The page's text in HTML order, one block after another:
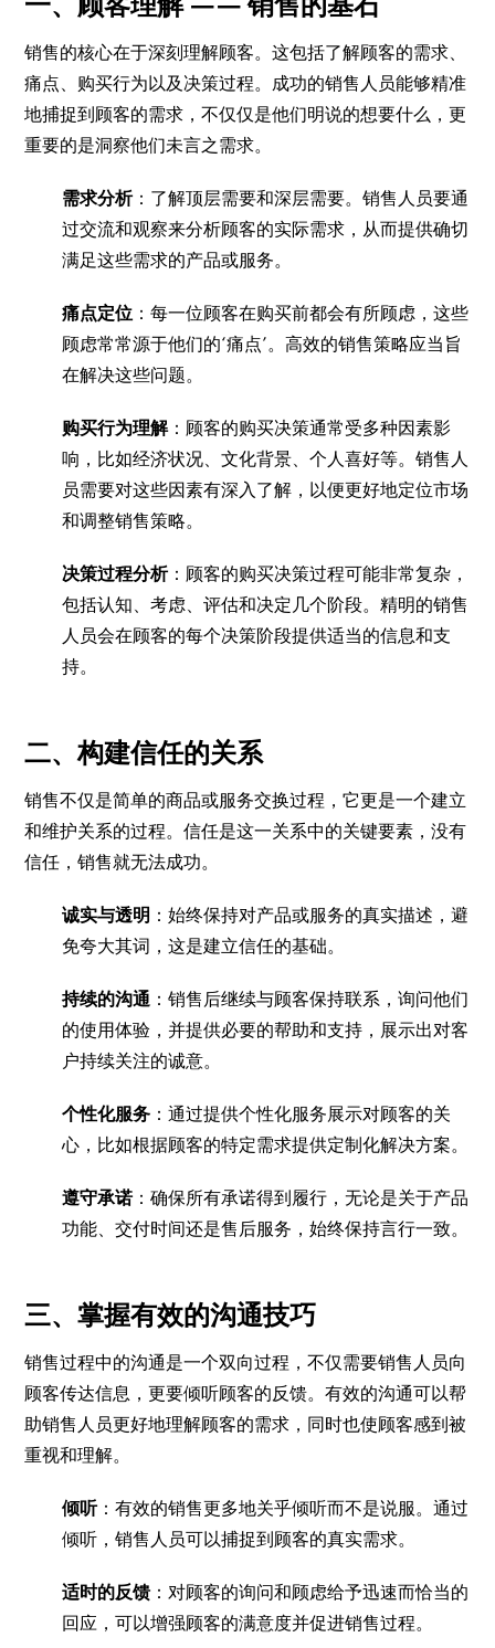
销售的核心在于深刻理解顾客。这包括了解顾客的需求、
痛点、购买行为以及决策过程。成功的销售人员能够精准
地捕捉到顾客的需求，不仅仅是他们明说的想要什么，更
重要的是洞察他们未言之需求。
需求分析：了解顶层需要和深层需要。销售人员要通
过交流和观察来分析顾客的实际需求，从而提供确切
满足这些需求的产品或服务。
痛点定位 ：每一位顾客在购买前都会有所顾虑，这些
顾虑常常源于他们的‘痛点’。高效的销售策略应当旨
在解决这些问题。
购买行为理解：顾客的购买决策通常受多种因素影
响，比如经济状况、文化背景、个人喜好等。销售人
员需要对这些因素有深入了解，以便更好地定位市场
和调整销售策略。
决策过程分析：顾客的购买决策过程可能非常复杂，
包括认知、考虑、评估和决定几个阶段。精明的销售
人员会在顾客的每个决策阶段提供适当的信息和支
持。
二、构建信任的关系
销售不仅是简单的商品或服务交换过程，它更是一个建立
和维护关系的过程。信任是这一关系中的关键要素，没有
信任，销售就无法成功。
诚实与透明 ：始终保持对产品或服务的真实描述，避
免夸大其词，这是建立信任的基础。
持续的沟通 ：销售后继续与顾客保持联系，询问他们
的使用体验，并提供必要的帮助和支持，展示出对客
户持续关注的诚意。
个性化服务 ：通过提供个性化服务展示对顾客的关
心，比如根据顾客的特定需求提供定制化解决方案。
遵守承诺：确保所有承诺得到履行，无论是关于产品
功能、交付时间还是售后服务，始终保持言行一致。
三、掌握有效的沟通技巧
销售过程中的沟通是一个双向过程，不仅需要销售人员向
顾客传达信息，更要倾听顾客的反馈。有效的沟通可以帮
助销售人员更好地理解顾客的需求，同时也使顾客感到被
重视和理解。
倾听：有效的销售更多地关乎倾听而不是说服。通过
倾听，销售人员可以捕捉到顾客的真实需求。
适时的反馈 ：对顾客的询问和顾虑给予迅速而恰当的
回应，可以增强顾客的满意度并促进销售过程。